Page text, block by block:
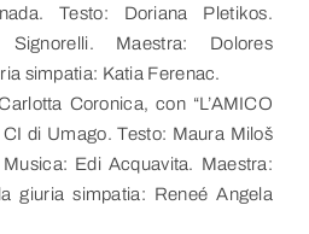
Testo: Doriana Pletikos.
Maestra: Dolores
simpatia: Katia Ferenac.
Coronica, con “L’AMICO
di Umago. Testo: Maura Miloš
Edi Acquavita. Maestra:
giuria simpatia: Reneé Angela